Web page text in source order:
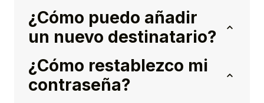
¿Cómo puedo añadir
un nuevo destinatario?
¿Cómo restablezco mi
contraseña?